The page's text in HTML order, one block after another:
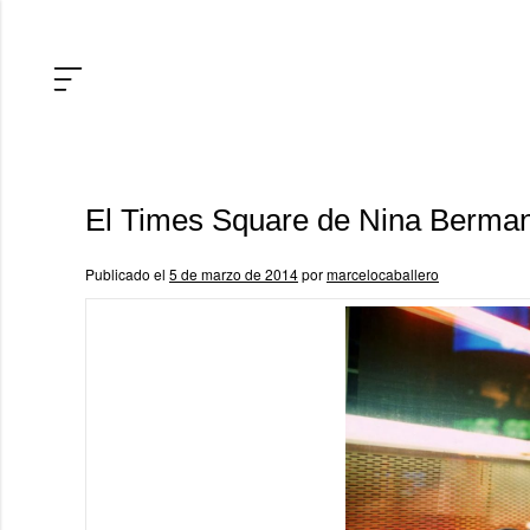
El Times Square de Nina
Publicado el 5 de marzo de 2014pormarcelocaballero